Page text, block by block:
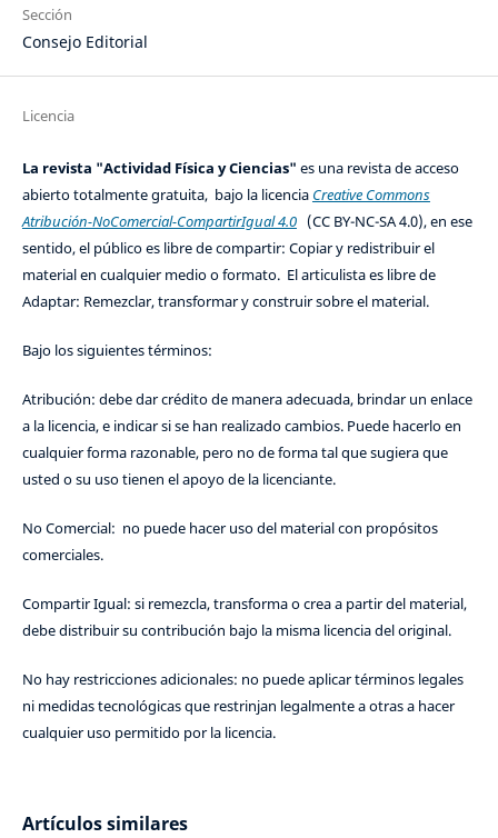
Sección
Consejo Editorial
Licencia
La revista "Actividad Física y Ciencias" es una revista de acceso
abierto totalmente gratuita, bajo la licencia Creative Commons
Atribución-NoComercial-CompartirIgual 4.0(CC BY-NC-SA 4.0), en ese
sentido, el público es libre de compartir: Copiar y redistribuir el
material en cualquier medio o formato. El articulista es libre de
Adaptar: Remezclar, transformar y construir sobre el material.
Bajo los siguientes términos:
Atribución: debe dar crédito de manera adecuada, brindar un enlace
a la licencia, e indicar si se han realizado cambios. Puede hacerlo en
cualquier forma razonable, pero no de forma tal que sugiera que
usted o su uso tienen el apoyo de la licenciante.
No Comercial: no puede hacer uso del material con propósitos
comerciales.
Compartir Igual: si remezcla, transforma o crea a partir del material,
debe distribuir su contribución bajo la misma licencia del original.
No hay restricciones adicionales: no puede aplicar términos legales
ni medidas tecnológicas que restrinjan legalmente a otras a hacer
cualquier uso permitido por la licencia.
Artículos similares